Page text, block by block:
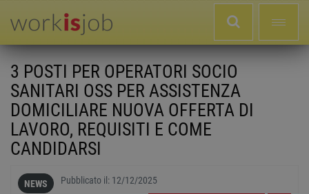
3 POSTI PER OPERATORI SOCIO
SANITARI OSS PER ASSISTENZA
DOMICILIARE NUOVA OFFERTA DI
LAVORO, REQUISITI E COME
CANDIDARSI
NEWS Pubblicato il: 12/12/2025